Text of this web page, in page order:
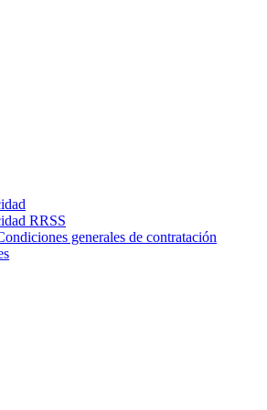
RRSS
generales de contratación